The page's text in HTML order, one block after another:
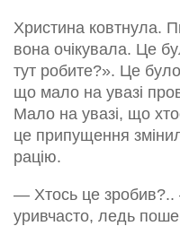
Христина ковтнула.
вона очікувала. Це
тут робите?». Це
що мало на увазі
Мало на увазі, що
це припущення
рацію.
— Хтось це зробив?..
уривчасто, ледь